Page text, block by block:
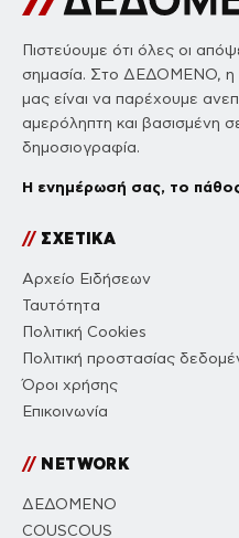
Πιστεύουμε ότι όλες οι
σημασία. Στο ΔΕΔΟΜΕΝΟ, η
μας είναι να παρέχουμε
αμερόληπτη και βασισμένη
δημοσιογραφία.
Η ενημέρωσή σας, το
//ΣΧΕΤΙΚΑ
Αρχείο Ειδήσεων
Ταυτότητα
Πολιτική Cookies
Πολιτική προστασίας
Όροι χρήσης
Επικοινωνία
//NETWORK
ΔΕΔΟΜΕΝΟ
COUSCOUS